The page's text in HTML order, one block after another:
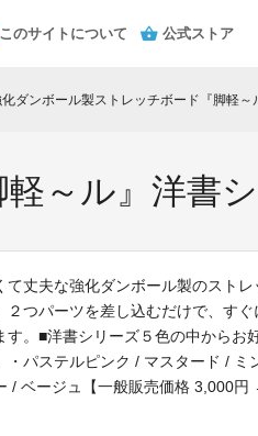
このサイトについて 公式ストア
ダンボール製ストレッチボード『脚軽～
軽～ル』洋
て丈夫な強化ダンボール製のスト
２つパーツを差し込むだけで、す
す。■洋書シリーズ５色の中からお
・パステルピンク / マスタード / ミ
/ ベージュ【一般販売価格 3,000